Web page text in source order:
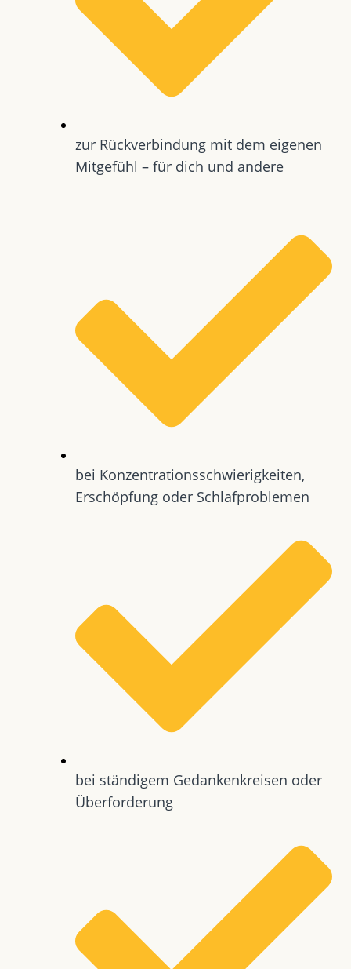
zur Rückverbindung mit dem eigenen
Mitgefühl – für dich und andere
bei Konzentrationsschwierigkeiten,
Erschöpfung oder Schlafproblemen
bei ständigem Gedankenkreisen oder
Überforderung